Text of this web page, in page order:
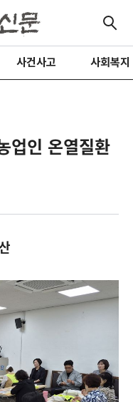
사건사고 사회복지
업인 온열질환